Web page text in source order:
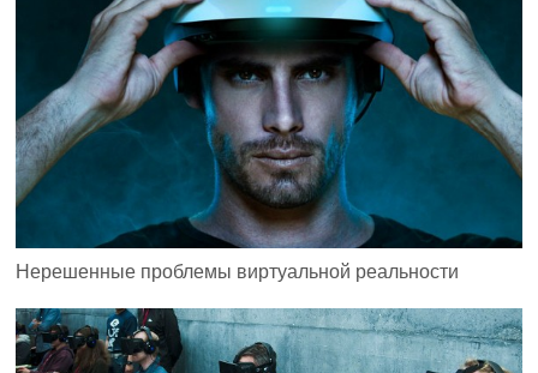
Нерешенные проблемы виртуальной реальности